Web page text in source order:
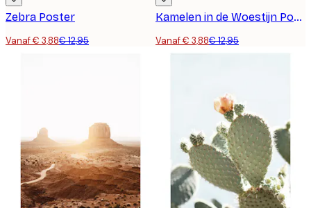
Zebra Poster
Vanaf € 3,88€ 12,95
Kamelen in de Woestijn Poster
Vanaf € 3,88€ 12,95